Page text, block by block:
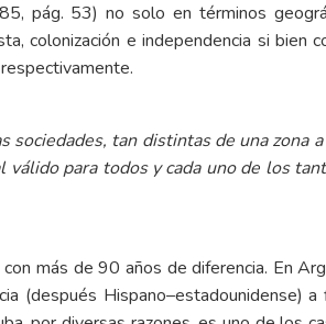
pág. 53) no solo en términos
colonización e independencia si bien
tan distintas de una zona
para todos y cada uno de los
más de 90 años de diferencia. En
(después Hispano–estadounidense)